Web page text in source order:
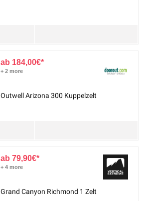
184,00€
+ 2 more
Outwell Arizona 300 Kuppelzelt
79,90€
+ 4 more
Grand Canyon Richmond 1 Zelt